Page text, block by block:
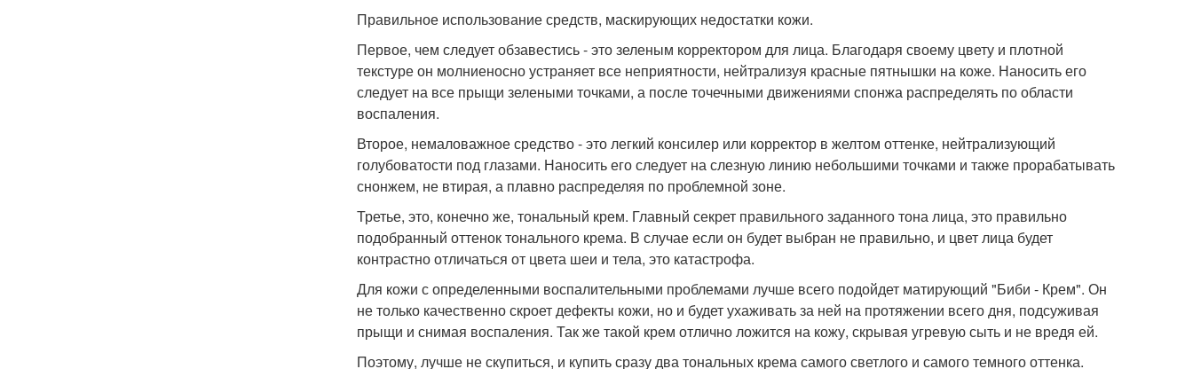
Правильное использование средств, маскирующих недостатки кожи.
Первое, чем следует обзавестись - это зеленым корректором для лица. Благодаря своему цвету и плотной
текстуре он молниеносно устраняет все неприятности, нейтрализуя красные пятнышки на коже. Наносить его
следует на все прыщи зелеными точками, а после точечными движениями спонжа распределять по области
воспаления.
Второе, немаловажное средство - это легкий консилер или корректор в желтом оттенке, нейтрализующий
голубоватости под глазами. Наносить его следует на слезную линию небольшими точками и также прорабатывать
снонжем, не втирая, а плавно распределяя по проблемной зоне.
Третье, это, конечно же, тональный крем. Главный секрет правильного заданного тона лица, это правильно
подобранный оттенок тонального крема. В случае если он будет выбран не правильно, и цвет лица будет
контрастно отличаться от цвета шеи и тела, это катастрофа.
Для кожи с определенными воспалительными проблемами лучше всего подойдет матирующий "Биби - Крем". Он
не только качественно скроет дефекты кожи, но и будет ухаживать за ней на протяжении всего дня, подсуживая
прыщи и снимая воспаления. Так же такой крем отлично ложится на кожу, скрывая угревую сыть и не вредя ей.
Поэтому, лучше не скупиться, и купить сразу два тональных крема самого светлого и самого темного оттенка.